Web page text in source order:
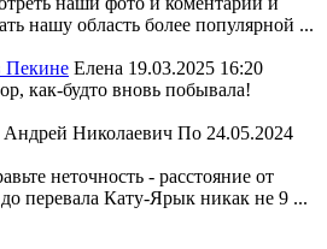
нашу область более популярной ...
Пекине Елена 19.03.2025 16:20
как-будто вновь побывала!
Андрей Николаевич По 24.05.2024
неточность - расстояние от
перевала Кату-Ярык никак не 9 ...